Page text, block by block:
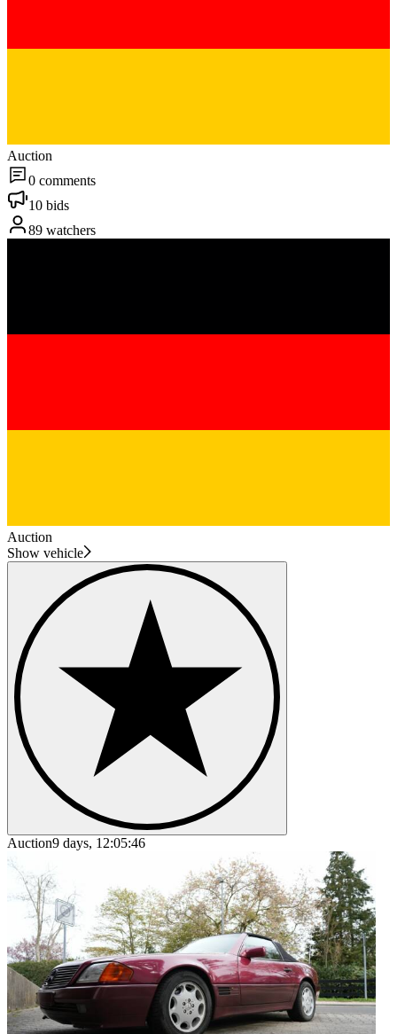
Auction
0 comments
10 bids
89 watchers
Auction
Show vehicle
Auction9 days, 12:05:46